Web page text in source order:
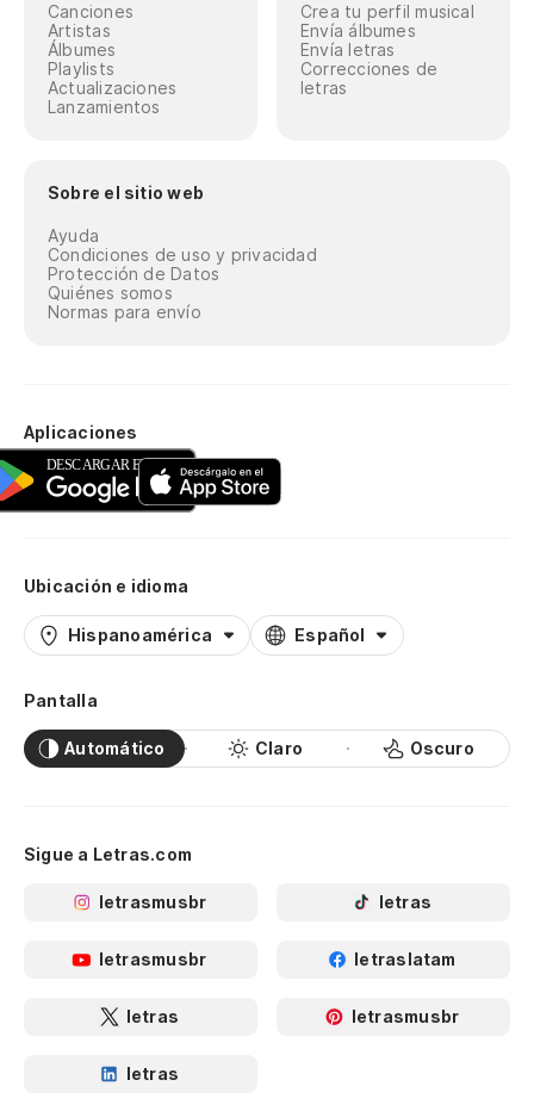
Canciones
Artistas
Álbumes
Playlists
Actualizaciones
Lanzamientos
Crea tu perfil musical
Envía álbumes
Envía letras
Correcciones de
letras
Sobre el sitio web
Ayuda
Condiciones de uso y privacidad
Protección de Datos
Quiénes somos
Normas para envío
Aplicaciones
Ubicación e idioma
Hispanoamérica Español
Pantalla
Automático Claro Oscuro
Sigue a Letras.com
letrasmusbr letras
letrasmusbr letraslatam
letras letrasmusbr
letras